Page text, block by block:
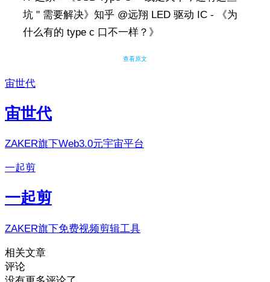
坑 " 需要解决》知乎 @远翔 LED 驱动 IC - 《为
什么有的 type c 口不一样？》
查看原文
宙世代
宙世代
ZAKER旗下Web3.0元宇宙平台
一起剪
一起剪
ZAKER旗下免费视频剪辑工具
相关文章
评论